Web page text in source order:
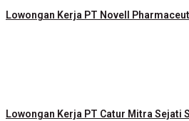
Lowongan Kerja PT Novell
Lowongan Kerja PT Catur Mitra Sejati